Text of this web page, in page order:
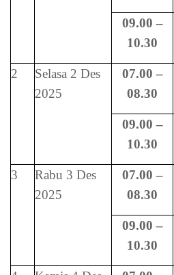
09.00 –
10.30
2
Selasa 2 Des
2025
07.00 –
08.30
09.00 –
10.30
3
Rabu 3 Des
2025
07.00 –
08.30
09.00 –
10.30